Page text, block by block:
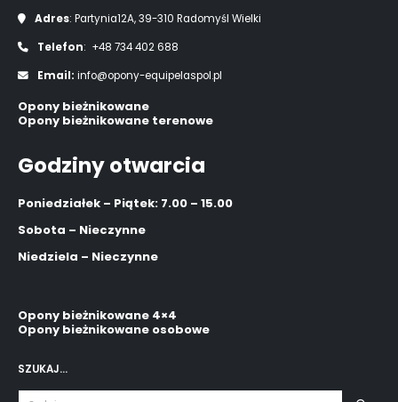
Adres: Partynia12A, 39-310 Radomyśl Wielki
Telefon: +48 734 402 688
Email: info@opony-equipelaspol.pl
Opony bieżnikowane
Opony bieżnikowane terenowe
Godziny otwarcia
Poniedziałek – Piątek: 7.00 – 15.00
Sobota – Nieczynne
Niedziela – Nieczynne
Opony bieżnikowane 4×4
Opony bieżnikowane osobowe
SZUKAJ…